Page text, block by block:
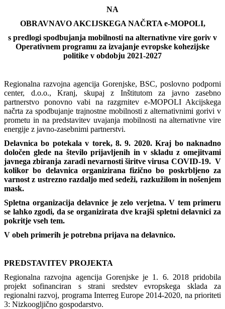
NA
OBRAVNAVO AKCIJSKEGA NAČRTA e-MOPOLI,
s predlogi spodbujanja mobilnosti na alternativne vire goriv v
Operativnem programu za izvajanje evropske kohezijske
politike v obdobju 2021-2027
Regionalna razvojna agencija Gorenjske, BSC, poslovno podporni
center, d.o.o., Kranj, skupaj z Inštitutom za javno zasebno
partnerstvo ponovno vabi na razgrnitev e-MOPOLI Akcijskega
načrta za spodbujanje trajnostne mobilnosti z alternativnimi gorivi v
prometu in na predstavitev uvajanja mobilnosti na alternativne vire
energije z javno-zasebnimi partnerstvi.
Delavnica bo potekala v torek, 8. 9. 2020. Kraj bo naknadno
določen glede na število prijavljenih in v skladu z omejitvami
javnega zbiranja zaradi nevarnosti širitve virusa COVID-19. V
kolikor bo delavnica organizirana fizično bo poskrbljeno za
varnost z ustrezno razdaljo med sedeži, razkužilom in nošenjem
mask.
Spletna organizacija delavnice je zelo verjetna. V tem primeru
se lahko zgodi, da se organizirata dve krajši spletni delavnici za
pokritje vseh tem.
V obeh primerih je potrebna prijava na delavnico.
PREDSTAVITEV PROJEKTA
Regionalna razvojna agencija Gorenjske je 1. 6. 2018 pridobila
projekt sofinanciran s strani sredstev evropskega sklada za
regionalni razvoj, programa Interreg Europe 2014-2020, na prioriteti
3: Nizkoogljično gospodarstvo.